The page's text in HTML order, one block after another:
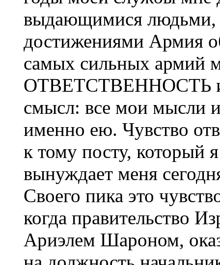
выдающимися людьми,
достижениями Армия
самых сильных армий
ОТВЕТСТВЕННОСТЬ
смысл: все мои мысли
именно ею. Чувство
к тому посту, который
вынуждает меня
Своего пика это
когда правительство
Ариэлем Шароном,